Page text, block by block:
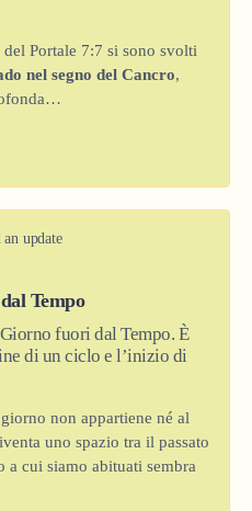
Portale 7:7 si sono svolti
nel segno del Cancro,
update
Tempo
fuori dal Tempo. È
di un ciclo e l’inizio di
non appartiene né al
uno spazio tra il passato
cui siamo abituati sembra